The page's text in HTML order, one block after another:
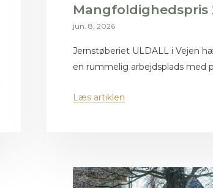
Mangfoldighedspris
jun. 8, 2026
Jernstøberiet ULDALL i Vejen
en rummelig arbejdsplads med
Læs artiklen